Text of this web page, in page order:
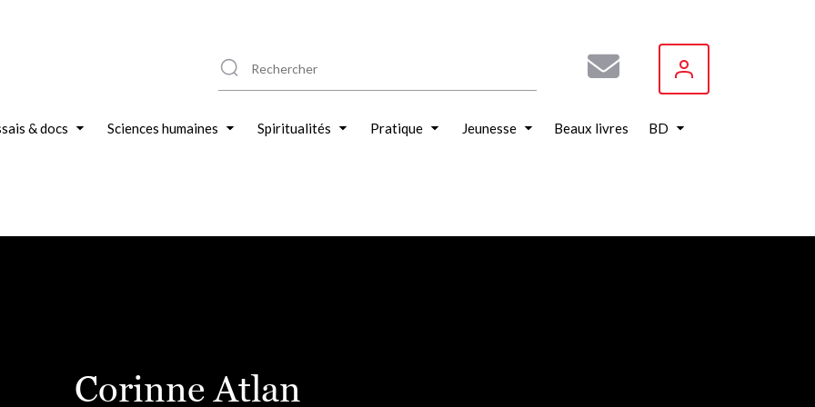
& docs Sciences humaines Spiritualités Pratique Jeunesse Beaux livres BD
Corinne Atlan